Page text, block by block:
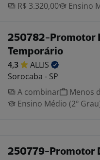
R$ 3.320,00
Ensino
250782-Promotor
Temporário
4,3
ALLIS
Sorocaba - SP
A combinar
Menos
Ensino Médio (2º
250779-Promotor